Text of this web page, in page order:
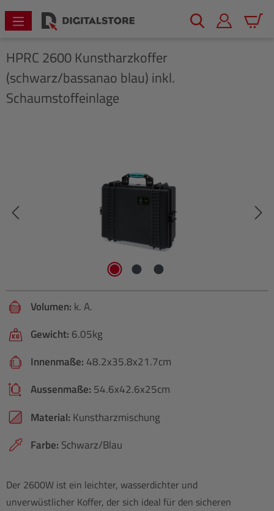
springen
HPRC 2600 Kunstharzkoffer
(schwarz/bassanao blau) inkl.
Schaumstoffeinlage
Volumen: k. A.
Gewicht: 6.05kg
Innenmaße: 48.2x35.8x21.7cm
Aussenmaße: 54.6x42.6x25cm
Material: Kunstharzmischung
Farbe: Schwarz/Blau
Der 2600W ist ein leichter, wasserdichter und
unverwüstlicher Koffer, der sich ideal für den sicheren